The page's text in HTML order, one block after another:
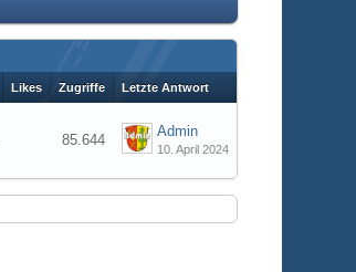
Likes Zugriffe Letzte Antwort
85.644
Admin
10. April 2024